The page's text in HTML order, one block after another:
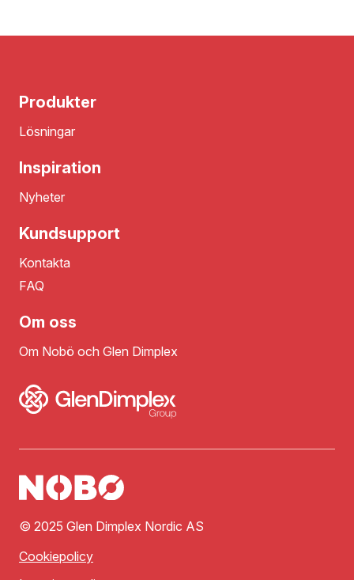
Produkter
Lösningar
Inspiration
Nyheter
Kundsupport
Kontakta
FAQ
Om oss
Om Nobö och Glen Dimplex
© 2025 Glen Dimplex Nordic AS
Cookiepolicy